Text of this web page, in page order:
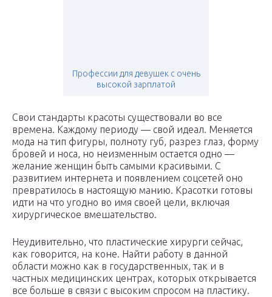
Профессии для девушек с очень
высокой зарплатой
Свои стандарты красоты существовали во все
времена. Каждому периоду — свой идеал. Меняется
мода на тип фигуры, полноту губ, разрез глаз, форму
бровей и носа, но неизменным остается одно —
желание женщин быть самыми красивыми. С
развитием интернета и появлением соцсетей оно
превратилось в настоящую манию. Красотки готовы
идти на что угодно во имя своей цели, включая
хирургическое вмешательство.
Неудивительно, что пластические хирурги сейчас,
как говорится, на коне. Найти работу в данной
области можно как в государственных, так и в
частных медицинских центрах, которых открывается
все больше в связи с высоким спросом на пластику.